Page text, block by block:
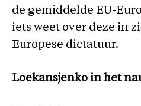
de gemiddelde EU-
iets weet over deze in
Europese dictatuur.
Loekansjenko in het